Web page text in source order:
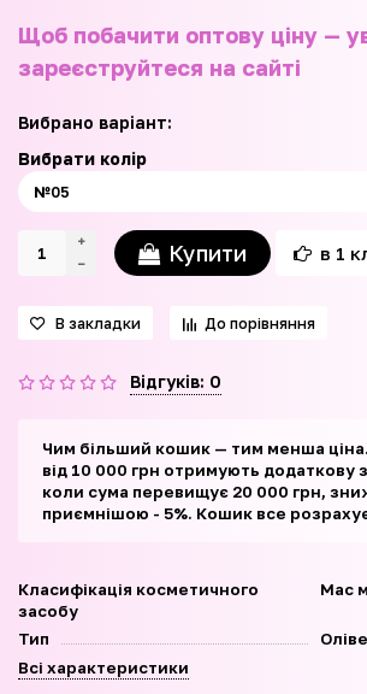
Щоб побачити оптову ціну —
зареєструйтеся на сайті
Вибрано варіант:
Вибрати колір
Купити в 1
В закладки До порівняння
Відгуків: 0
Чим більший кошик — тим менша
від 10 000 грн отримують додаткову
коли сума перевищує 20 000 грн,
приємнішою - 5%. Кошик все
Класифікація косметичного
засобу
Мас
Тип
Всі характеристики